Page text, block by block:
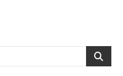
Search